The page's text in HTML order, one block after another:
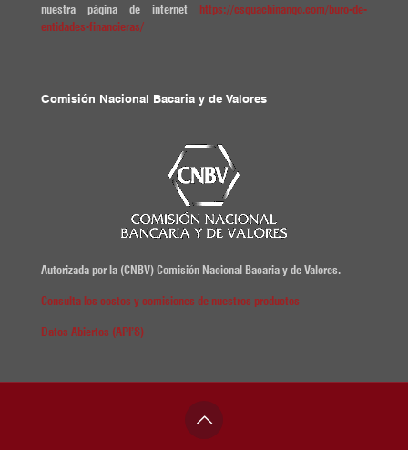
nuestra página de internet https://csguachinango.com/buro-de-
entidades-financieras/
Comisión Nacional Bacaria y de Valores
Autorizada por la (CNBV) Comisión Nacional Bacaria y de Valores.
Consulta los costos y comisiones de nuestros productos
Datos Abiertos (API’S)